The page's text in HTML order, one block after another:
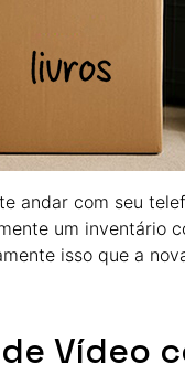
andar com seu
um inventário
isso que a
Vídeo